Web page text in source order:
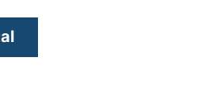
(externer Link, öffnet